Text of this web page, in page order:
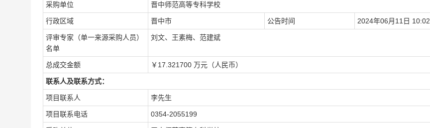
采购单位 晋中师范高等专科学校
行政区域 晋中市 公告时间 2024年06月11日 10:02
评审专家（单一来源采购人员）
名单
刘文、王素梅、范建斌
总成交金额 ￥17.321700 万元（人民币）
联系人及联系方式：
项目联系人 李先生
项目联系电话 0354-2055199